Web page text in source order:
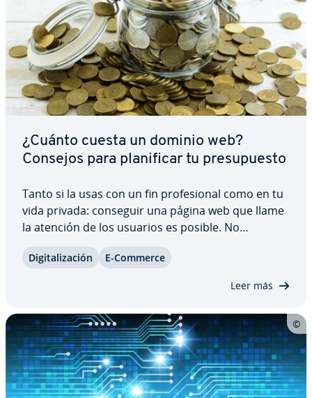
¿Cuánto cuesta un dominio web?
Consejos para pla­ni­fi­car tu pre­su­pue­s­to
Tanto si la usas con un fin pro­fe­sio­nal como en tu
vida privada: conseguir una página web que llame
la atención de los usuarios es posible. No
Además del hosting y, po­si­ble­me­n­te, del diseño
Di­gi­ta­li­za­ción E-Commerce
Leer más